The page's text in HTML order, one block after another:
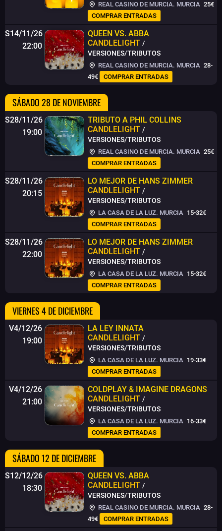
REAL CASINO DE MURCIA. MURCIA 25€
COMPRAR ENTRADAS
S14/11/26
22:00
QUEEN VS. ABBA
CANDLELIGHT /
VERSIONES/TRIBUTOS
REAL CASINO DE MURCIA. MURCIA 28-
49€
COMPRAR ENTRADAS
SÁBADO 28 DE NOVIEMBRE
S28/11/26
19:00
TRIBUTO A PHIL COLLINS
CANDLELIGHT /
VERSIONES/TRIBUTOS
REAL CASINO DE MURCIA. MURCIA 25€
COMPRAR ENTRADAS
S28/11/26
20:15
LO MEJOR DE HANS ZIMMER
CANDLELIGHT /
VERSIONES/TRIBUTOS
LA CASA DE LA LUZ. MURCIA 15-32€
COMPRAR ENTRADAS
S28/11/26
22:00
LO MEJOR DE HANS ZIMMER
CANDLELIGHT /
VERSIONES/TRIBUTOS
LA CASA DE LA LUZ. MURCIA 15-32€
COMPRAR ENTRADAS
VIERNES 4 DE DICIEMBRE
V4/12/26
19:00
LA LEY INNATA
CANDLELIGHT /
VERSIONES/TRIBUTOS
LA CASA DE LA LUZ. MURCIA 19-33€
COMPRAR ENTRADAS
V4/12/26
21:00
COLDPLAY & IMAGINE DRAGONS
CANDLELIGHT /
VERSIONES/TRIBUTOS
LA CASA DE LA LUZ. MURCIA 16-33€
COMPRAR ENTRADAS
SÁBADO 12 DE DICIEMBRE
S12/12/26
18:30
QUEEN VS. ABBA
CANDLELIGHT /
VERSIONES/TRIBUTOS
REAL CASINO DE MURCIA. MURCIA 28-
49€
COMPRAR ENTRADAS